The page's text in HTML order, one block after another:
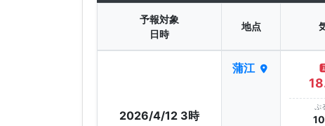
予報対象
日時
地点
2026/4/12 3時
蒲江
ぷ